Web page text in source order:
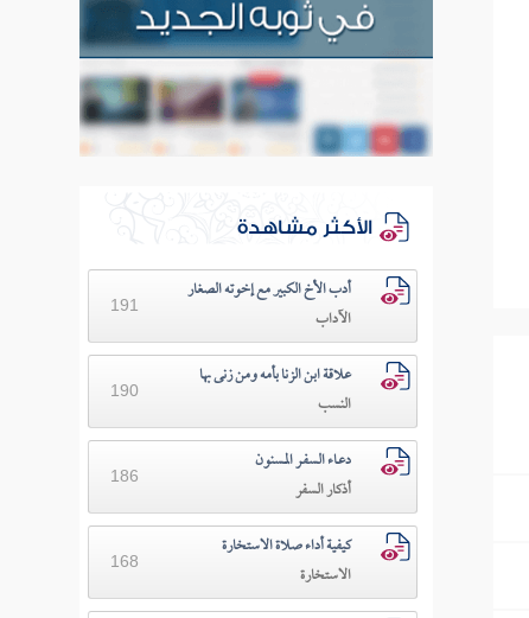
الأكثر مشاهدة
أدب الأخ الكبير مع إخوته الصغار
الآداب
191
علاقة ابن الزنا بأمه ومن زنى بها
النسب
190
دعـاء السفـر المسنون
أذكار السفر
186
كيفية أداء صلاة الاستخارة
الاستخارة
168